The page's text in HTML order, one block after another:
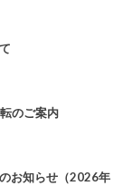
のご案内
お知らせ（2026年